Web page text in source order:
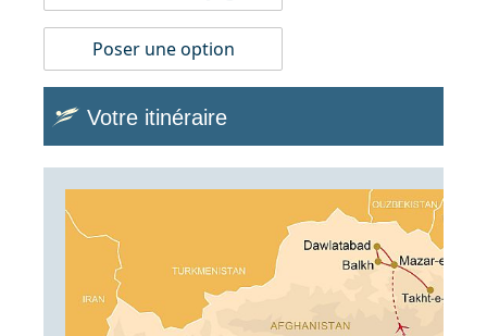
Poser une option
Votre itinéraire